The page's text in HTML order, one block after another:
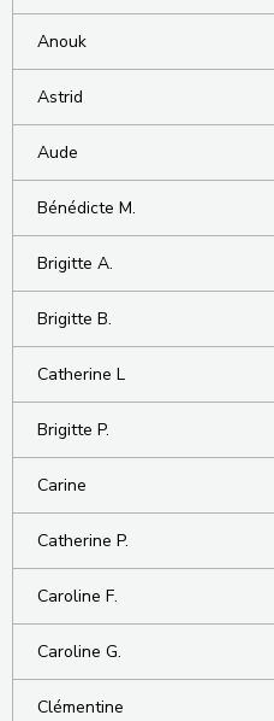
Anouk
Astrid
Aude
Bénédicte M.
Brigitte A.
Brigitte B.
Catherine L
Brigitte P.
Carine
Catherine P.
Caroline F.
Caroline G.
Clémentine